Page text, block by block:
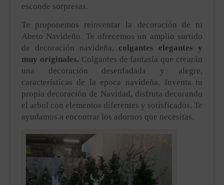
esconde sorpresas.
Te proponemos reinventar la decoración de tu
Abeto Navideño. Te ofrecemos un amplio surtido
de decoración navideña, colgantes elegantes y
muy originales. Colgantes de fantasía que crearán
una decoración desenfadada y alegre,
características de la epoca navideña. Inventa tu
propia decoración de Navidad, disfruta decorando
el arbol con elementos diferentes y sotisficados. Te
ayudamos a encontrar los adornos que necesitas.